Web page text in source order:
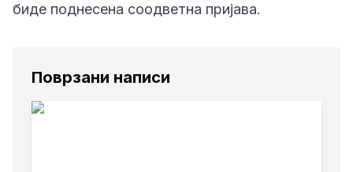
биде поднесена соодветна пријава.
Поврзани написи